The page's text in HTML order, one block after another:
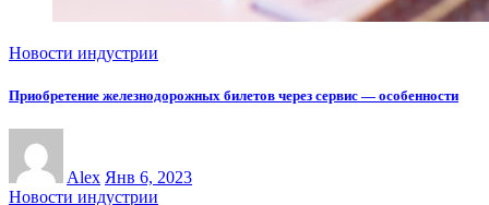
Новости индустрии
Приобретение железнодорожных билетов через сервис — особенности
Alex Янв 6, 2023
Новости индустрии